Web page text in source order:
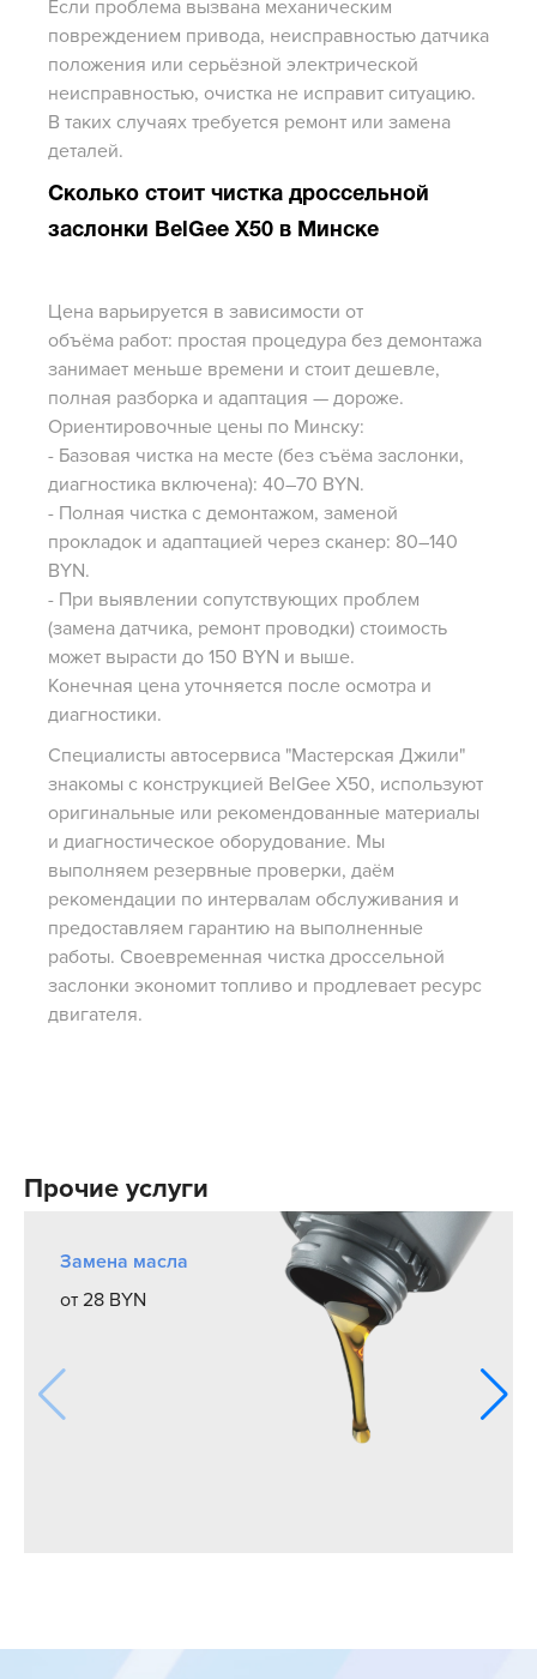
Если проблема вызвана механическим
повреждением привода, неисправностью датчика
положения или серьёзной электрической
неисправностью, очистка не исправит ситуацию.
В таких случаях требуется ремонт или замена
деталей.
Сколько стоит чистка дроссельной
заслонки BelGee X50 в Минске
Цена варьируется в зависимости от
объёма работ: простая процедура без демонтажа
занимает меньше времени и стоит дешевле,
полная разборка и адаптация — дороже.
Ориентировочные цены по Минску:
- Базовая чистка на месте (без съёма заслонки,
диагностика включена): 40–70 BYN.
- Полная чистка с демонтажом, заменой
прокладок и адаптацией через сканер: 80–140
BYN.
- При выявлении сопутствующих проблем
(замена датчика, ремонт проводки) стоимость
может вырасти до 150 BYN и выше.
Конечная цена уточняется после осмотра и
диагностики.
Cпециалисты автосервиса "Мастерская Джили"
знакомы с конструкцией BelGee X50, используют
оригинальные или рекомендованные материалы
и диагностическое оборудование. Мы
выполняем резервные проверки, даём
рекомендации по интервалам обслуживания и
предоставляем гарантию на выполненные
работы. Своевременная чистка дроссельной
заслонки экономит топливо и продлевает ресурс
двигателя.
Прочие услуги
Замена масла
от 28 BYN